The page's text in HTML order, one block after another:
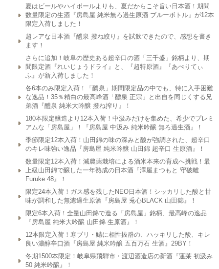
夏はビールやハイボールよりも、夏だからこそ旨い日本酒！期間
数量限定の生酒『房島屋 純米無ろ過生原酒 ブルーボトル』が12本
限定入荷しました！
超レアな日本酒『醴泉 撥ね絞り』を試飲できたので、感想を書き
ます！
さらに追加！岐阜の歴史ある超辛口の酒「三千盛」銘柄より、期
間限定酒『れいじょうドライ』と、『超特原酒』『あぺりてぃ
ふ』が新入荷しました！
各6本のみ限定入荷！「醴泉」期間限定品の中でも、特に入手困難
な逸品！35％精白の最高峰酒「醴泉 正宗」と出自を同じくする兄
弟酒『醴泉 純米大吟醸 撥ね搾り』！
180本限定醸造より12本入荷！中汲みだけを集めた、希少でプレミ
アムな「房島屋」！『房島屋 中汲み 純米吟醸 無ろ過生酒』！
季節限定12本入荷！山田錦の味の深みと酸が強調された、超辛口
のキレ味強い逸品『房島屋 純米吟醸 山田錦 超辛口 生原酒』！
数量限定12本入荷！減農薬栽培による酒米本来の育成へ挑戦！最
上級山田錦で醸した一年熟成の日本酒『澤屋まつもと 守破離
Furuke 48』！
限定24本入荷！ガス感を残したNEO日本酒！シッカリした酸と甘
味が調和した無濾過生原酒『房島屋 兎心BLACK 山田錦』！
限定6本入荷！全量山田錦で造る「房島屋」銘柄、最高峰の逸品
『房島屋 純米大吟醸 山田錦 生原酒』！
12本限定入荷！寒ブリ・鯖に相性抜群の、ハッキリした酸、キレ
良い濃醇辛口酒『房島屋 純米吟醸 五百万石 生酒』29BY！
冬期1500本限定！岐阜県飛騨市・渡辺酒造店の新酒『蓬莱 初汲み
50 純米吟醸』！